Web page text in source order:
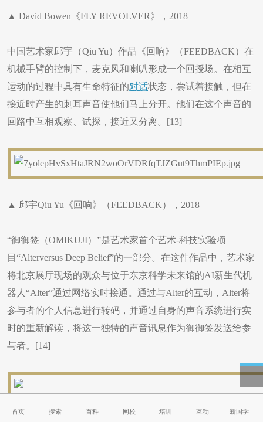
▲ David Bowen《FLY REVOLVER》，2018
中国艺术家邱宇（Qiu Yu）作品《回响》（FEEDBACK）在
机械手臂的控制下，麦克风和喇叭形成一个回授场。在相互
运动的过程中具有生命特征的对话状态，尝试着接触，但在
接近时产生的刺耳声音使他们马上分开。他们在这个声音的
回路中互相观察、试探，接近又分离。[13]
▲ 邱宇Qiu Yu《回响》（FEEDBACK），2018
“御御签（OMIKUJI）”是艺术家首个艺术-科技实验项
目“Alterversus Deep Belief”的一部分。在这件作品中，艺术家
将北京展厅现场的观众与位于东京科学未来馆的AI新生代机
器人“Alter”通过网络实时接通。通过与Alter的互动，Alter将
参与者的个人信息进行转码，并通过自身的声音系统进行实
时的重新解读，将这一独特的声音讯息作为御御签发送给参
与者。[14]
首页 搜索 百科 网校 培训 互动 新国学